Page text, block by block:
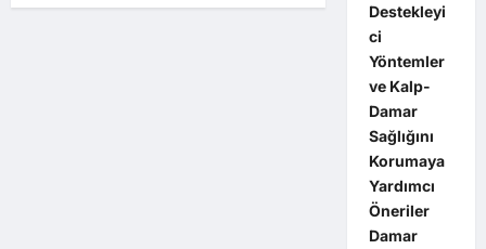
Bebeğinizin
Destekleyi
ci
Yöntemler
ve Kalp-
Damar
Sağlığını
Korumaya
Yardımcı
Öneriler
Damar